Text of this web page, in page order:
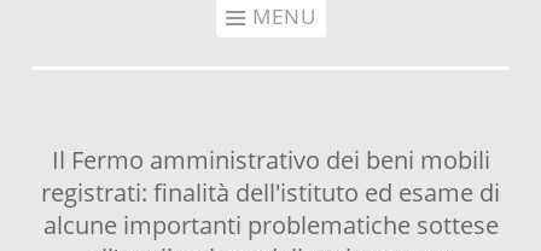
MENU
Il Fermo amministrativo dei beni mobili
registrati: finalità dell'istituto ed esame di
alcune importanti problematiche sottese